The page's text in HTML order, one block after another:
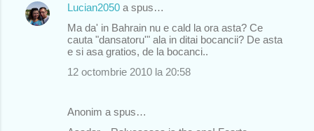
C
Lucian2050 a spus…
Ma da' in Bahrain nu e cald la ora asta? Ce
cauta "dansatoru'" ala in ditai bocancii? De asta
e si asa gratios, de la bocanci..
12 octombrie 2010 la 20:58
Anonim a spus…